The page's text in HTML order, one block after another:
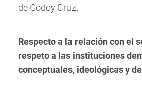
de Godoy Cruz.
Respecto a la relación con el
respeto a las instituciones
conceptuales, ideológicas y